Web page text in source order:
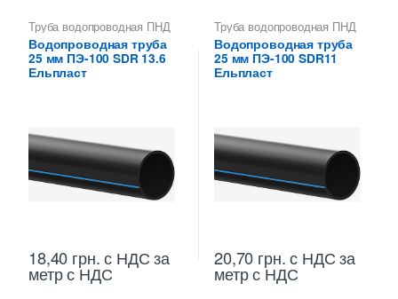
Труба водопроводная ПНД
25 мм
Водопроводная труба
25 мм ПЭ-100 SDR 13.6
Ельпласт
18,40 грн.с НДС за
метр с НДС
Труба водопроводная ПНД
25 мм
Водопроводная труба
25 мм ПЭ-100 SDR11
Ельпласт
20,70 грн.с НДС за
метр с НДС